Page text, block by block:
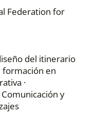
Federation for
del itinerario
formación en
·
y